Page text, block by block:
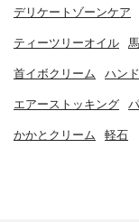
デリケートゾーンケア
ティーツリーオイル
首イボクリーム ハン
エアーストッキング
かかとクリーム 軽石